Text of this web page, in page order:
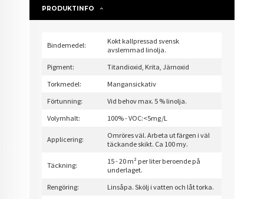
PRODUKTINFO
Bindemedel:
Kokt kallpressad svensk
avslemmad linolja.
Pigment:
Titandioxid, Krita, Järnoxid
Torkmedel:
Mangansickativ
Förtunning:
Vid behov max. 5 % linolja.
Volymhalt:
100% - VOC:<5mg/L
Applicering:
Omröres väl. Arbeta ut färgen i väl
täckande skikt. Ca 100 my.
Täckning:
15 - 20 m² per liter beroende på
underlaget.
Rengöring:
Linsåpa. Skölj i vatten och låt torka.